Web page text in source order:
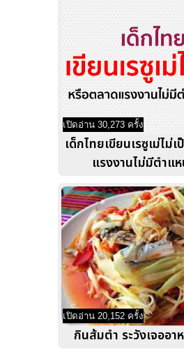
เปิดอ่าน 30,273 ครั้ง
เด็กไทยเขียนเรซูเม่ไม่
แรงงานไม่มีตำแ
เปิดอ่าน 20,152 ครั้ง
กินส้มตำ ระวังเจออา